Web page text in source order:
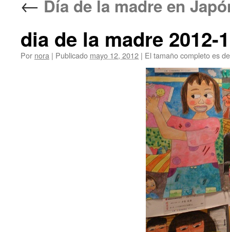
← Día de la madre en
dia de la madre 2012-1
Por nora | Publicado mayo 12, 2012 | El tamaño completo es